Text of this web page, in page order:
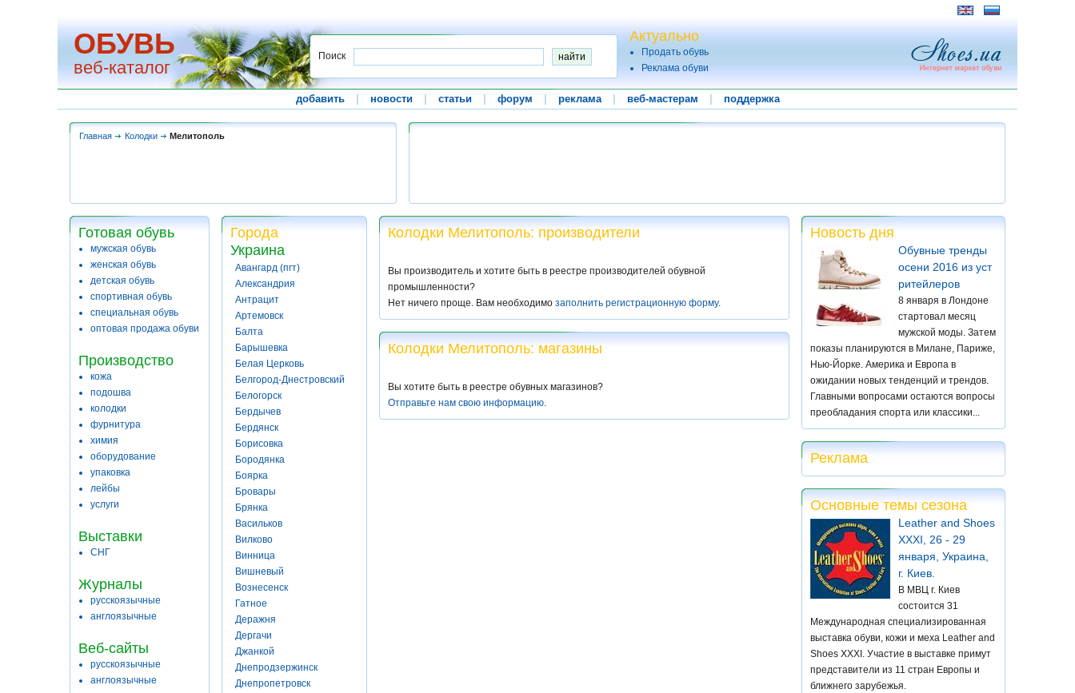
ОБУВЬ
веб-каталог
Поиск
Актуально
Продать обувь
Реклама обуви
добавить новости статьи форум реклама веб-мастерам поддержка
Главная Колодки Мелитополь
Готовая обувь
мужская обувь
женская обувь
детская обувь
спортивная обувь
специальная обувь
оптовая продажа обуви
Производство
кожа
подошва
колодки
фурнитура
химия
оборудование
упаковка
лейбы
услуги
Выставки
СНГ
Журналы
русскоязычные
англоязычные
Веб-сайты
русскоязычные
англоязычные
Города
Украина
Авангард (пгт)
Александрия
Антрацит
Артемовск
Балта
Барышевка
Белая Церковь
Белгород-Днестровский
Белогорск
Бердычев
Бердянск
Борисовка
Бородянка
Боярка
Бровары
Брянка
Васильков
Вилково
Винница
Вишневый
Вознесенск
Гатное
Деражня
Дергачи
Джанкой
Днепродзержинск
Днепропетровск
Колодки Мелитополь: производители
Вы производитель и хотите быть в реестре производителей обувной
промышленности?
Нет ничего проще. Вам необходимо заполнить регистрационную форму.
Колодки Мелитополь: магазины
Вы хотите быть в реестре обувных магазинов?
Отправьте нам свою информацию.
Новость дня
Обувные тренды
осени 2016 из уст
ритейлеров
8 января в Лондоне
стартовал месяц
мужской моды. Затем
показы планируются в Милане, Париже,
Нью-Йорке. Америка и Европа в
ожидании новых тенденций и трендов.
Главными вопросами остаются вопросы
преобладания спорта или классики...
Реклама
Основные темы сезона
Leather and Shoes
XXXI, 26 - 29
января, Украина,
г. Киев.
В МВЦ г. Киев
состоится 31
Международная специализированная
выставка обуви, кожи и меха Leather and
Shoes XXXI. Участие в выставке примут
представители из 11 стран Европы и
ближнего зарубежья.